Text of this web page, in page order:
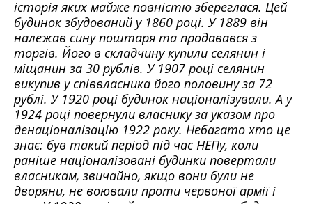
історія яких майже повністю збереглася. Цей
будинок збудований у 1860 році. У 1889 він
належав сину поштаря та продавався з
торгів. Його в складчину купили селянин і
міщанин за 30 рублів. У 1907 році селянин
викупив у співвласника його половину за 72
рублі. У 1920 році будинок націоналізували. А у
1924 році повернули власнику за указом про
денаціоналізацію 1922 року. Небагато хто це
знає: був такий період під час НЕПу, коли
раніше націоналізовані будинки повертали
власникам, звичайно, якщо вони були не
дворяни, не воювали проти червоної армії і